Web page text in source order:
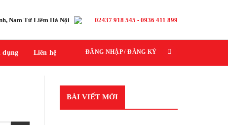
Nam Từ Liêm Hà Nội 02437 918 545 - 0936 411 899
dụng Liên hệ ĐĂNG NHẬP / ĐĂNG KÝ
BÀI VIẾT MỚI